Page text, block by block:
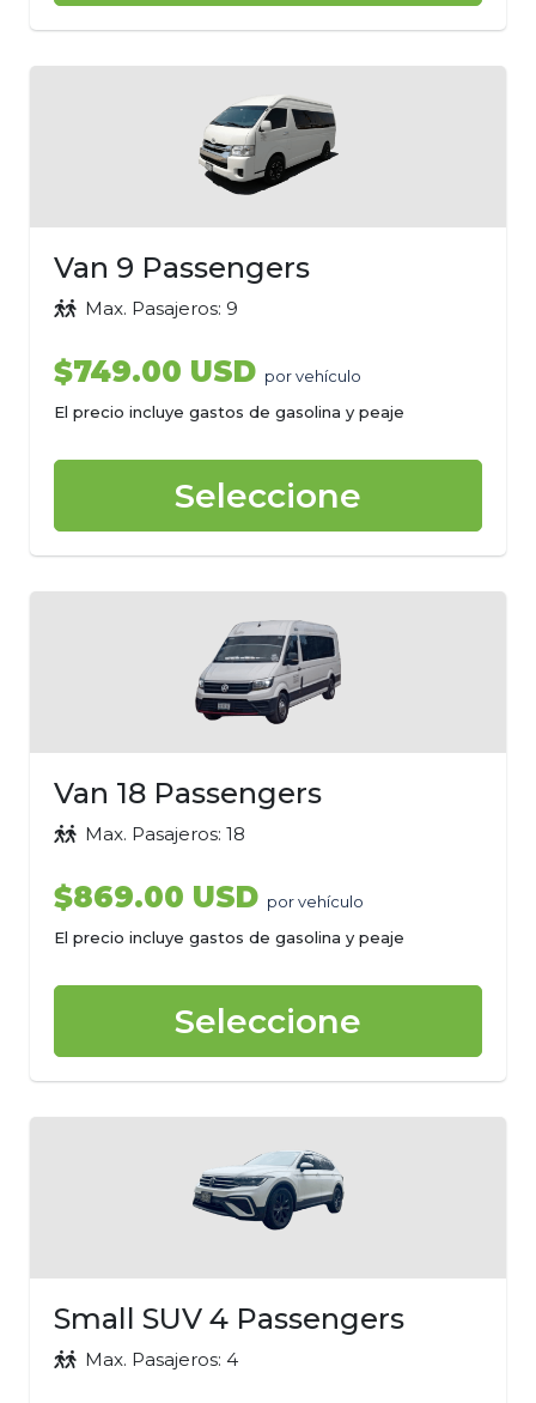
Van 9 Passengers
Max. Pasajeros: 9
$749.00 USD por vehículo
El precio incluye gastos de gasolina y peaje
Seleccione
Van 18 Passengers
Max. Pasajeros: 18
$869.00 USD por vehículo
El precio incluye gastos de gasolina y peaje
Seleccione
Small SUV 4 Passengers
Max. Pasajeros: 4